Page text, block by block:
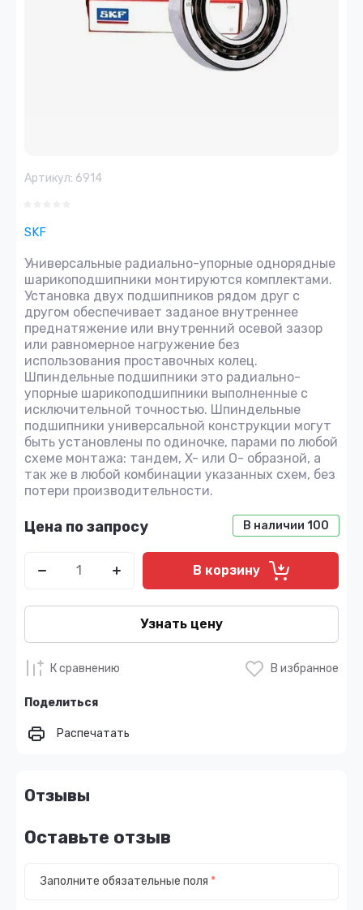
Артикул: 6914
SKF
Универсальные радиально-упорные однорядные
шарикоподшипники монтируются комплектами.
Установка двух подшипников рядом друг с
другом обеспечивает заданое внутреннее
преднатяжение или внутренний осевой зазор
или равномерное нагружение без
использования проставочных колец.
Шпиндельные подшипники это радиально-
упорные шарикоподшипники выполненные с
исключительной точностью. Шпиндельные
подшипники универсальной конструкции могут
быть установлены по одиночке, парами по любой
схеме монтажа: тандем, X- или O- образной, а
так же в любой комбинации указанных схем, без
потери производительности.
В наличии 100
Цена по запросу
В корзину
Узнать цену
К сравнению В избранное
Поделиться
Распечатать
Отзывы
Оставьте отзыв
Заполните обязательные поля *